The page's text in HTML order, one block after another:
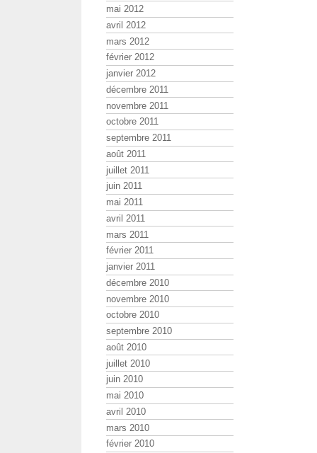
mai 2012
avril 2012
mars 2012
février 2012
janvier 2012
décembre 2011
novembre 2011
octobre 2011
septembre 2011
août 2011
juillet 2011
juin 2011
mai 2011
avril 2011
mars 2011
février 2011
janvier 2011
décembre 2010
novembre 2010
octobre 2010
septembre 2010
août 2010
juillet 2010
juin 2010
mai 2010
avril 2010
mars 2010
février 2010